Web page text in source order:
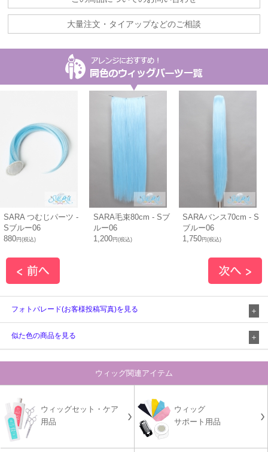
大量注文・タイアップなどのご相談
SARA つむじパーツ -
Sブルー06
880円(税込)
SARA毛束80cm - Sブ
ルー06
1,200円(税込)
SARAバンス70cm - S
ブルー06
1,750円(税込)
フォトパレード(お客様投稿写真)を見る
似た色の商品を見る
ウィッグ関連アイテム
ウィッグセット・ケア
用品
ウィッグ
サポート用品